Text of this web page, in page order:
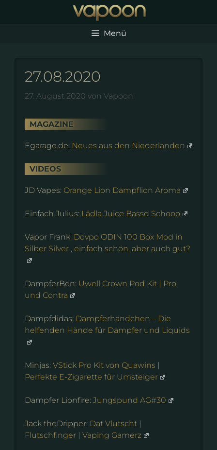
Menü
27.08.2020
27. August 2020 von Vapoon
MAGAZINE
Egarage.de: Neues aus den Niederlanden
VIDEOS
JD Vapes: Orange Lion Dampflion Aroma
Einfach Julius: Lädla Juice Bassd Schooo
Vapor Frank: Dovpo ODIN 100 Box Mod in
Silber Silver , einfach schön, aber auch gut?
DampferBen: Uwell Crown Pod Kit | Pro
und Contra
Dampfdidas: Dampferhändchen – Die
helfenden Hände für Dampfer und Liquids
Minjas: VStick Pro Kit von Quawins |
Perfekte E-Zigarette für Umsteiger
Dampfer Lionfire: Jungspund AG#30
Jack theDripper: Dat Vlutscht |
Flutschfinger | Vaping Gamerz